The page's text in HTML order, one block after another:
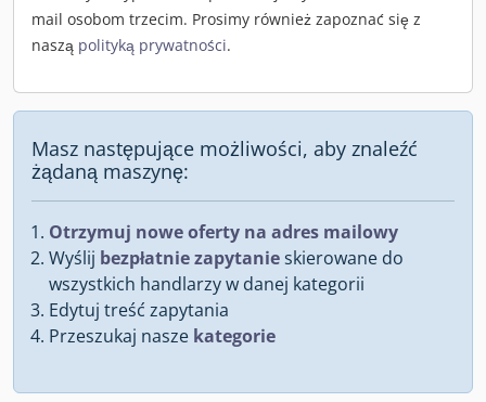
mail osobom trzecim. Prosimy również zapoznać się z
naszą polityką prywatności.
Masz następujące możliwości, aby znaleźć
żądaną maszynę:
Otrzymuj nowe oferty na adres mailowy
Wyślij bezpłatnie zapytanieskierowane do
wszystkich handlarzy w danej kategorii
Edytuj treść zapytania
Przeszukaj nasze kategorie